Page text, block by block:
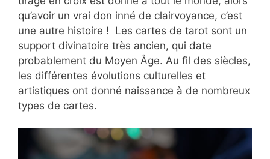
qu’avoir un vrai don inné de clairvoyance, c’est
une autre histoire ! Les cartes de tarot sont un
support divinatoire très ancien, qui date
probablement du Moyen Âge. Au fil des siècles,
les différentes évolutions culturelles et
artistiques ont donné naissance à de nombreux
types de cartes.